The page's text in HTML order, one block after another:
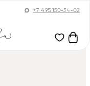
+7 495 150-54-02